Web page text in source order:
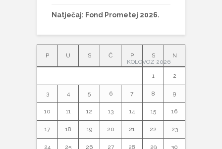
Natječaj: Fond Prometej 2026.
KOLOVOZ 2026
P U S Č P S N
1 2
3 4 5 6 7 8 9
10 11 12 13 14 15 16
17 18 19 20 21 22 23
24 25 26 27 28 29 30